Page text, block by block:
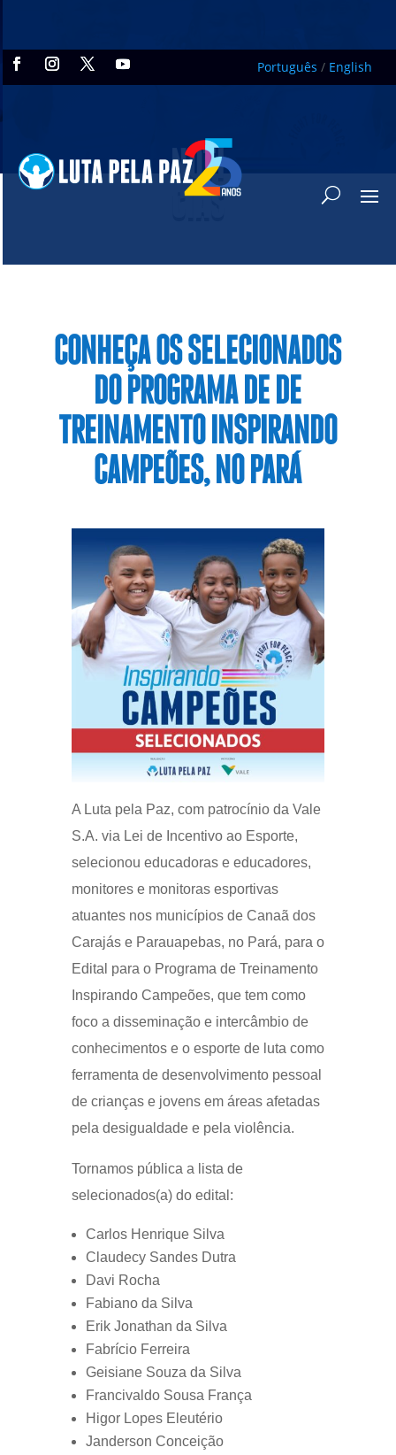
Português / English
NOTÍ
CIAS
CONHEÇA OS SELECIONADOS
DO PROGRAMA DE DE
TREINAMENTO INSPIRANDO
CAMPEÕES, NO PARÁ
A Luta pela Paz, com patrocínio da Vale
S.A. via Lei de Incentivo ao Esporte,
selecionou educadoras e educadores,
monitores e monitoras esportivas
atuantes nos municípios de Canaã dos
Carajás e Parauapebas, no Pará, para o
Edital para o Programa de Treinamento
Inspirando Campeões, que tem como
foco a disseminação e intercâmbio de
conhecimentos e o esporte de luta como
ferramenta de desenvolvimento pessoal
de crianças e jovens em áreas afetadas
pela desigualdade e pela violência.
Tornamos pública a lista de
selecionados(a) do edital:
Carlos Henrique Silva
Claudecy Sandes Dutra
Davi Rocha
Fabiano da Silva
Erik Jonathan da Silva
Fabrício Ferreira
Geisiane Souza da Silva
Francivaldo Sousa França
Higor Lopes Eleutério
Janderson Conceição